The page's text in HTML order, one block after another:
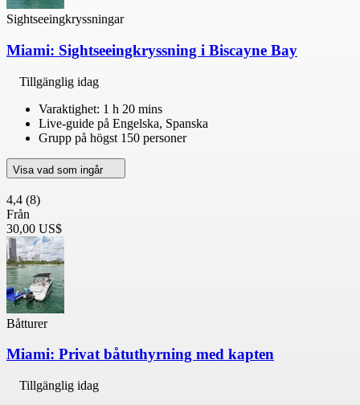
Sightseeingkryssningar
Miami: Sightseeingkryssning i Biscayne Bay
Tillgänglig idag
Varaktighet: 1 h 20 mins
Live-guide på Engelska, Spanska
Grupp på högst 150 personer
Visa vad som ingår
4,4 (8)
Från
30,00 US$
Båtturer
Miami: Privat båtuthyrning med kapten
Tillgänglig idag